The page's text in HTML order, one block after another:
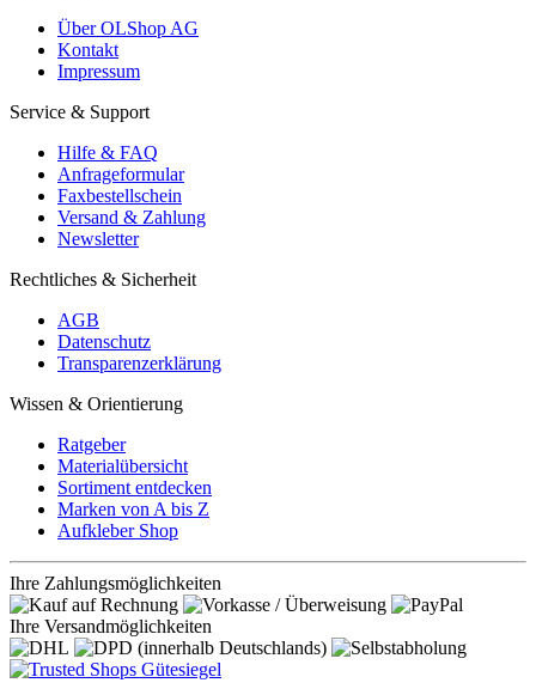
Über OLShop AG
Kontakt
Impressum
Service & Support
Hilfe & FAQ
Anfrageformular
Faxbestellschein
Versand & Zahlung
Newsletter
Rechtliches & Sicherheit
AGB
Datenschutz
Transparenzerklärung
Wissen & Orientierung
Ratgeber
Materialübersicht
Sortiment entdecken
Marken von A bis Z
Aufkleber Shop
Ihre Zahlungsmöglichkeiten
Ihre Versandmöglichkeiten